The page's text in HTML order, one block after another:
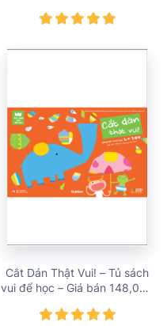
Cắt Dán Thật Vui! – Tủ sách
vui để học – Giá bán 148,000